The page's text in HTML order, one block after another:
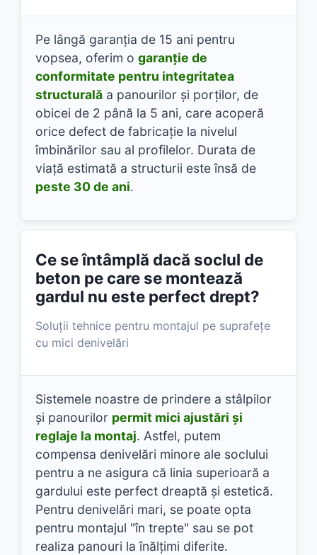
Pe lângă garanția de 15 ani pentru
vopsea, oferim o garanție de
conformitate pentru integritatea
structurală a panourilor și porților, de
obicei de 2 până la 5 ani, care acoperă
orice defect de fabricație la nivelul
îmbinărilor sau al profilelor. Durata de
viață estimată a structurii este însă de
peste 30 de ani.
Ce se întâmplă dacă soclul de
beton pe care se montează
gardul nu este perfect drept?
Soluții tehnice pentru montajul pe suprafețe
cu mici denivelări
Sistemele noastre de prindere a stâlpilor
și panourilor permit mici ajustări și
reglaje la montaj. Astfel, putem
compensa denivelări minore ale soclului
pentru a ne asigura că linia superioară a
gardului este perfect dreaptă și estetică.
Pentru denivelări mari, se poate opta
pentru montajul "în trepte" sau se pot
realiza panouri la înălțimi diferite.